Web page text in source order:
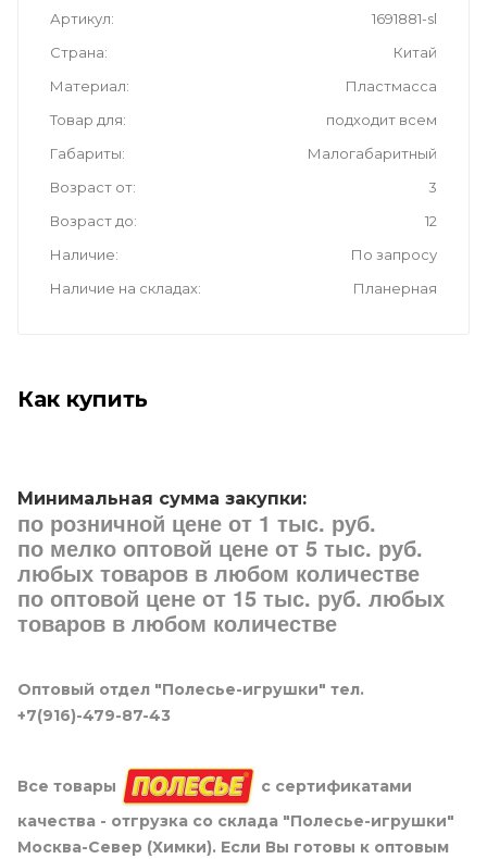
Артикул
1691881-sl
Страна
Китай
Материал
Пластмасса
Товар для
подходит всем
Габариты
Малогабаритный
Возраст от
3
Возраст до
12
Наличие
По запросу
Наличие на складах
Планерная
Как купить
Минимальная сумма закупки:
по розничной цене от 1 тыс. руб.
по мелко оптовой цене от 5 тыс. руб.
любых товаров в любом количестве
по оптовой цене от 15 тыс. руб. любых
товаров в любом количестве
Оптовый отдел "Полесье-игрушки" тел.
+7(916)-479-87-43
Все товары
с сертификатами
качества - отгрузка со склада "Полесье-игрушки"
Москва-Север (Химки). Если Вы готовы к оптовым